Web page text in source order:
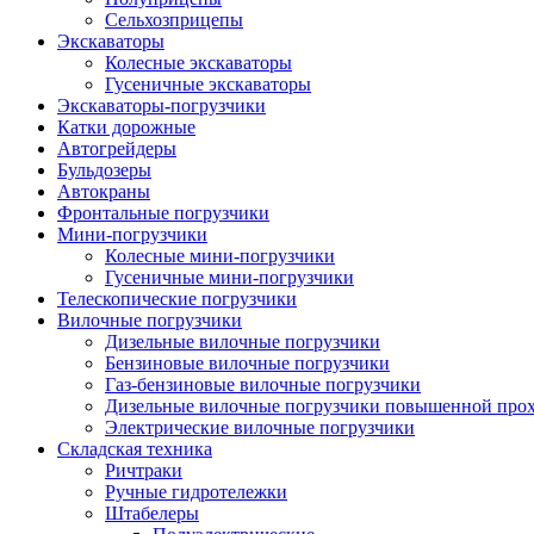
Сельхозприцепы
Экскаваторы
Колесные экскаваторы
Гусеничные экскаваторы
Экскаваторы-погрузчики
Катки дорожные
Автогрейдеры
Бульдозеры
Автокраны
Фронтальные погрузчики
Мини-погрузчики
Колесные мини-погрузчики
Гусеничные мини-погрузчики
Телескопические погрузчики
Вилочные погрузчики
Дизельные вилочные погрузчики
Бензиновые вилочные погрузчики
Газ-бензиновые вилочные погрузчики
Дизельные вилочные погрузчики повышенной
Электрические вилочные погрузчики
Складская техника
Ричтраки
Ручные гидротележки
Штабелеры